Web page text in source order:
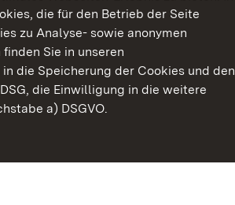
die für den Betrieb der Seite
zu Analyse- sowie anonymen
Sie in unseren
die Speicherung der Cookies und den
die Einwilligung in die weitere
a) DSGVO.